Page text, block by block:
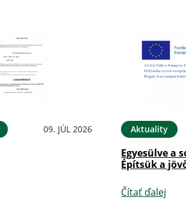
09. JÚL 2026 Aktuality
Egyesülve a
Építsük a
Čítať ďalej